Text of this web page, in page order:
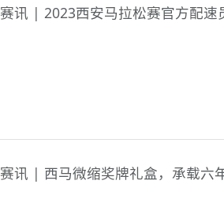
赛讯 | 2023西安马拉松赛官方配速
赛讯 | 西马微缩奖牌礼盒，承载六